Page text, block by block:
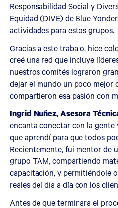
Responsabilidad Social y
Equidad (DIVE) de Blue
actividades para estos grupos.
Gracias a este trabajo, hice
creé una red que incluye
nuestros comités lograron
dejar el mundo un poco mejor
compartieron esa pasión con
Ingrid Nuñez, Asesora
encanta conectar con la
que aprendí para que todos
Recientemente, fui mentor de
grupo TAM, compartiendo
capacitación, y permitiéndole
reales del día a día con los
Antes de que terminara el